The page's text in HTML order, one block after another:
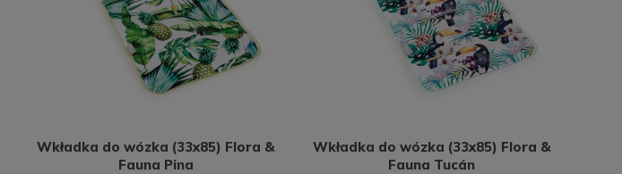
Wkładka do wózka (33x85) Flora &
Fauna Pina
Wkładka do wózka (33x85) Flora &
Fauna Tucán